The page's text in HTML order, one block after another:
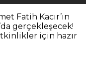
Fatih Kacır’ın
gerçekleşecek!
için hazır